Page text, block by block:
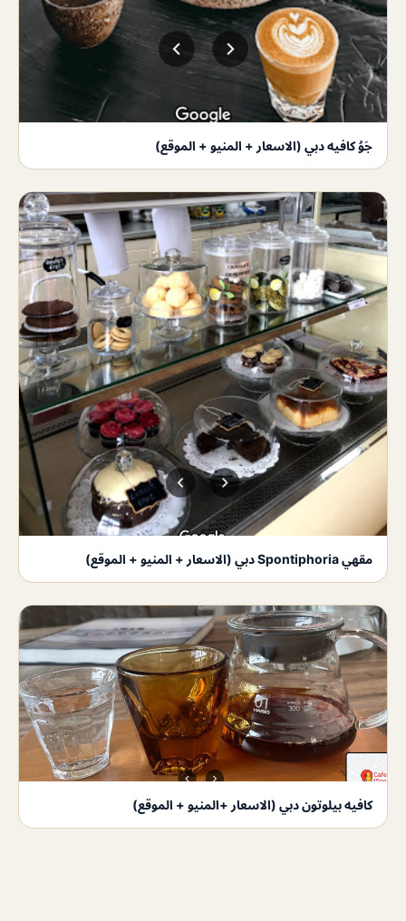
جَوُ كافيه دبي (الاسعار + المنيو + الموقع)
مقهي Spontiphoria دبي (الاسعار + المنيو + الموقع)
كافيه بيلوتون دبي (الاسعار +المنيو + الموقع)